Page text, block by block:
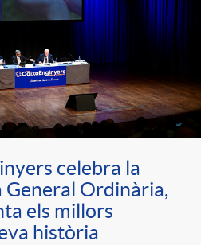
celebra la
General Ordinària,
els millors
història